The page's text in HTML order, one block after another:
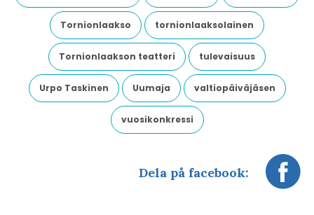
Tornionlaakso tornionlaaksolainen
Tornionlaakson teatteri tulevaisuus
Urpo Taskinen Uumaja valtiopäiväjäsen
vuosikonkressi
Dela på facebook: